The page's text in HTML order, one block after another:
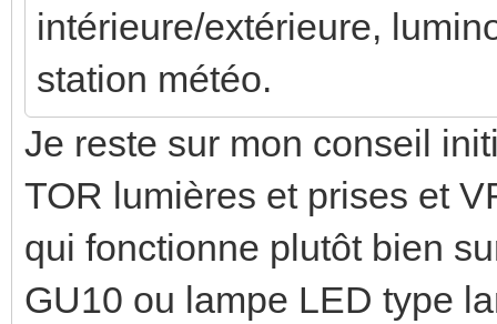
intérieure/extérieure,
station météo.
Je reste sur mon conseil
TOR lumières et prises et
qui fonctionne plutôt bien
GU10 ou lampe LED type